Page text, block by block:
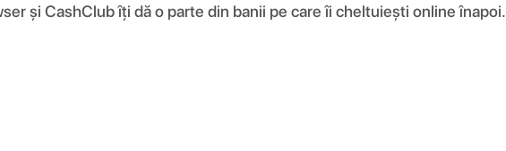
și CashClub îți dă o parte din banii pe care îi cheltuiești online înapoi.